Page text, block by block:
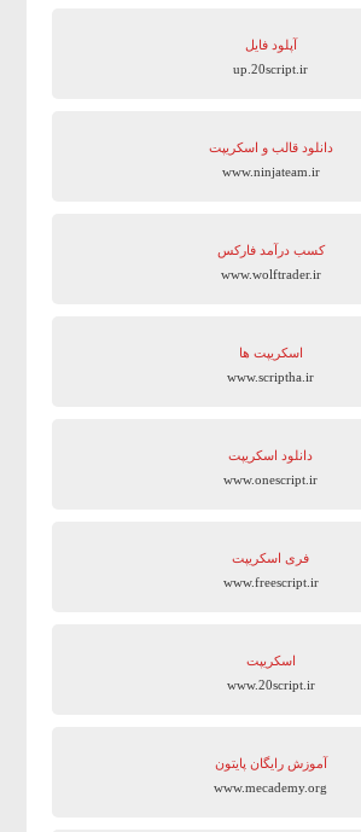
آپلود فایل
up.20script.ir
دانلود قالب و اسکریپت
www.ninjateam.ir
کسب درآمد فارکس
www.wolftrader.ir
اسکریپت ها
www.scriptha.ir
دانلود اسکریپت
www.onescript.ir
فری اسکریپت
www.freescript.ir
اسکریپت
www.20script.ir
آموزش رایگان پایتون
www.mecademy.org